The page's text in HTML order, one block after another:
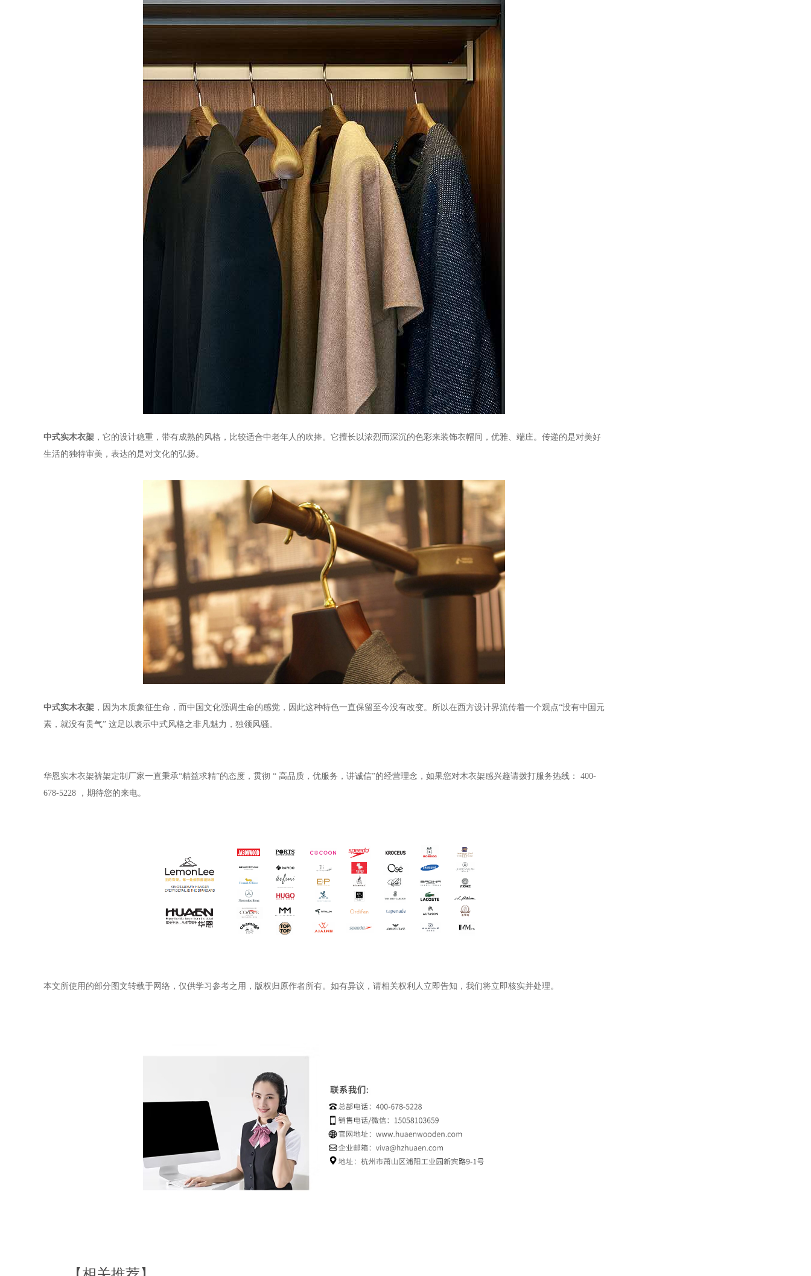
中式实木衣架 ，它的设计稳重，带有成熟的风格，比较适合中老年人的吹捧。它擅长以浓烈而深沉的色彩来装饰衣帽间，优雅、端庄。传递的是对美好
生活的独特审美，表达的是对文化的弘扬。
中式实木衣架 ，因为木质象征生命，而中国文化强调生命的感觉，因此这种特色一直保留至今没有改变。所以在西方设计界流传着一个观点“没有中国元
素，就没有贵气” 这足以表示中式风格之非凡魅力，独领风骚。
华恩实木衣架裤架定制厂家一直秉承“精益求精”的态度，贯彻 “ 高品质，优服务，讲诚信”的经营理念，如果您对木衣架感兴趣请拨打服务热线：
400-
678-5228
，期待您的来电。
本文所使用的部分图文转载于网络，仅供学习参考之用，版权归原作者所有。如有异议，请相关权利人立即告知，我们将立即核实并处理。